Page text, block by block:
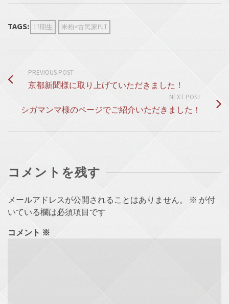
TAGS: 17期生 米粉×古民家PJT
PREVIOUS POST
京都新聞様に取り上げていただきました！
NEXT POST
シガマンマ様のページでご紹介いただきました！
コメントを残す
メールアドレスが公開されることはありません。 ※ が付
いている欄は必須項目です
コメント ※